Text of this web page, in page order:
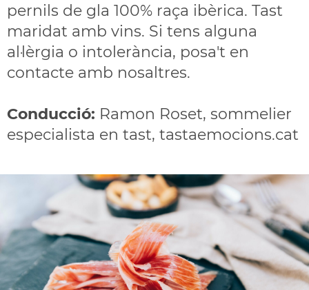
pernils de gla 100% raça ibèrica. Tast
maridat amb vins. Si tens alguna
al·lèrgia o intolerància, posa't en
contacte amb nosaltres.
Conducció: Ramon Roset, sommelier
especialista en tast, tastaemocions.cat